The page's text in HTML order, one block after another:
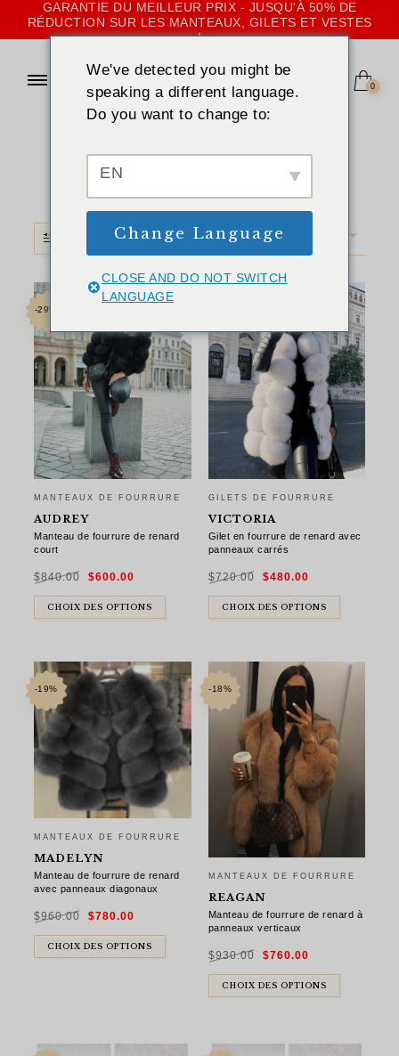
GARANTIE DU MEILLEUR PRIX - JUSQU'À 50% DE
RÉDUCTION SUR LES MANTEAUX, GILETS ET VESTES
!
0
Blanc pur
TRI PAR DÉFAUT
-29%
MANTEAUX DE FOURRURE
AUDREY
Manteau de fourrure de renard
court
$840.00 prix
était :
$840.00.
$600.00
est :
$600.00.
CHOIX DES OPTIONS
GILETS DE FOURRURE
VICTORIA
Gilet en fourrure de renard avec
panneaux carrés
$720.00 prix
était :
$720.00.
$480.00prix
est :
$480.00.
CHOIX DES OPTIONS
-19%
MANTEAUX DE FOURRURE
MADELYN
Manteau de fourrure de renard
avec panneaux diagonaux
$960.00
Le
prix
était :
$960.00.
$780.00
est :
$780.00.
CHOIX DES OPTIONS
-18%
MANTEAUX DE FOURRURE
REAGAN
Manteau de fourrure de renard à
panneaux verticaux
$930.00
Le
prix
était :
$930.00.
$760.00prix
est :
$760.00.
CHOIX DES OPTIONS
We've detected you might be
speaking a different language.
Do you want to change to:
EN
Change Language
CLOSE AND DO NOT SWITCH
LANGUAGE